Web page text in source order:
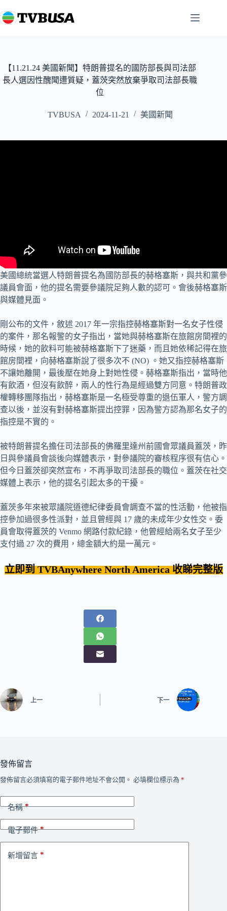
至
【11.21.24 美國新聞】特朗普提名的國防部長與司法部
長人選因性醜聞遭質疑，蓋茨突然放棄爭取司法部長職
位
TVBUSA 2024-11-21 美國新聞
美國總統當選人特朗普提名為國防部長的赫格塞斯，與共和黨參
議員會面，他的提名需要參議院足夠人數的認可。會後赫格塞斯
與媒體見面。
剛公布的文件，敘述 2017 年一宗指控赫格塞斯對一名女子性侵
的案件，那名報警的女子指出，當她與赫格塞斯在旅館房間裡的
時候，她的飲料可能被赫格塞斯下了迷藥，而且她依稀記得在旅
館房間裡，向赫格塞斯說了很多次不 (NO) 。她又指控赫格塞斯
不讓她離開，最後壓在她身上對她性侵。赫格塞斯指出，當時他
有飲酒，但沒有飲醉，兩人的性行為是經過雙方同意。特朗普政
權轉移團隊指出，赫格塞斯是一名極受尊重的退伍軍人，警方調
查以後，並沒有對赫格塞斯提出控罪，因為警方認為那名女子的
指控是不實的。
被特朗普提名擔任司法部長的佛羅里達州前國會眾議員蓋茨，昨
日與參議員會談後向媒體表示，對參議院的審核程序很有信心。
但今日蓋茨卻突然宣布，不再爭取司法部長的職位。蓋茨在社交
媒體上表示，他的提名引起太多的干擾。
蓋茨多年來被眾議院道德紀律委員會調查不當的性活動，他被指
控參加過很多性派對，並且曾經與 17 歲的未成年少女性交。委
員會取得蓋茨的 Venmo 網路付款紀錄，他曾經給兩名女子至少
支付過 27 次的費用，總金額大約是一萬元。
立即到 TVBAnywhereNorth America 收睇完整版
上一 下一
發佈留言
發佈留言必須填寫的電子郵件地址不會公開。 必填欄位標示為 *
名稱*
電子郵件*
新增留言 *